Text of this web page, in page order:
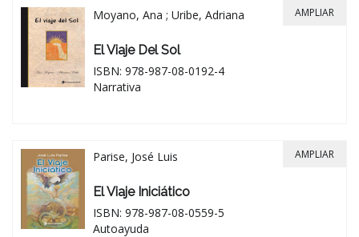
Moyano, Ana ; Uribe, Adriana
El Viaje Del Sol
ISBN: 978-987-08-0192-4
Narrativa
AMPLIAR
Parise, José Luis
El Viaje Iniciático
ISBN: 978-987-08-0559-5
Autoayuda
AMPLIAR